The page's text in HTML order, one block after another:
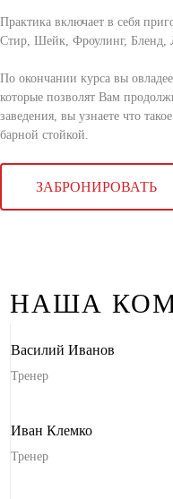
Практика включает в себя
Стир, Шейк, Фроулинг, Бленд,
По окончании курса вы
которые позволят Вам
заведения, вы узнаете что
барной стойкой.
ЗАБРОНИРОВАТЬ
НАША
Василий Иванов
Тренер
Иван Клемко
Тренер